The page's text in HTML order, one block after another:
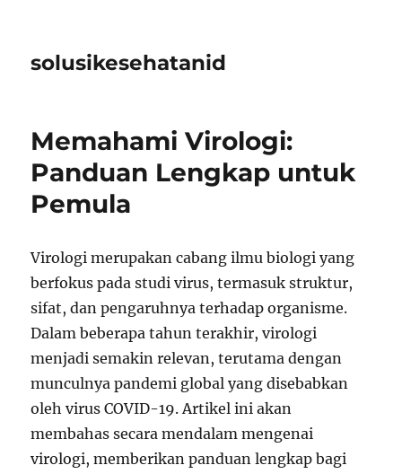
solusikesehatanid
Memahami Virologi:
Panduan Lengkap untuk
Pemula
Virologi merupakan cabang ilmu biologi yang
berfokus pada studi virus, termasuk struktur,
sifat, dan pengaruhnya terhadap organisme.
Dalam beberapa tahun terakhir, virologi
menjadi semakin relevan, terutama dengan
munculnya pandemi global yang disebabkan
oleh virus COVID-19. Artikel ini akan
membahas secara mendalam mengenai
virologi, memberikan panduan lengkap bagi